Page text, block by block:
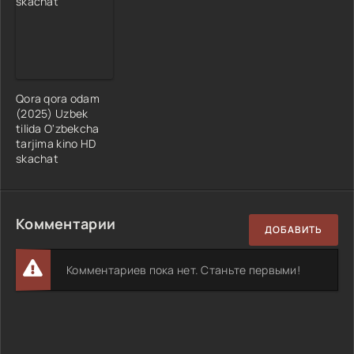
Qora qora odam
(2025) Uzbek
tilida O'zbekcha
tarjima kino HD
skachat
Комментарии ДОБАВИТЬ
Комментариев пока нет. Станьте первыми!